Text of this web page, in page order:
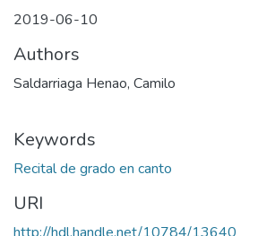
2019-06-10
Authors
Saldarriaga Henao, Camilo
Keywords
Recital de grado en canto
URI